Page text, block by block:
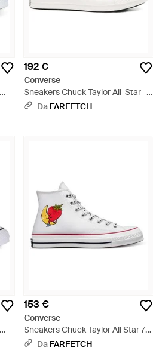
192 €
Converse
Sneakers Chuck Taylor All-Star -
Bianco
Da FARFETCH
153 €
Converse
Sneakers Chuck Taylor All Star 70
- Bianco
Da FARFETCH